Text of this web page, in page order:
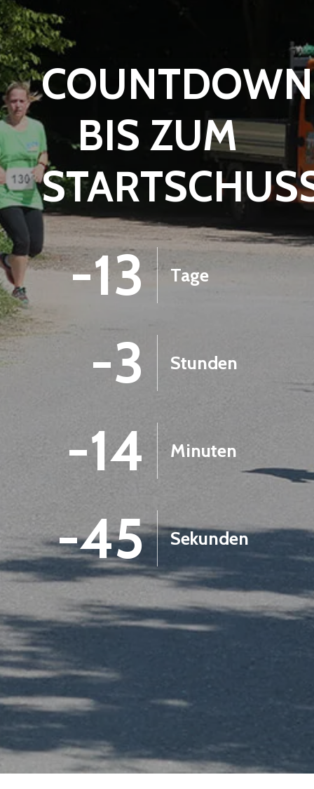
COUNTDOWN
BIS ZUM
-13 Tage
-3 Stunden
-14 Minuten
-46 Sekunden